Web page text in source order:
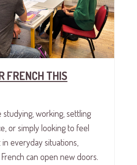
FRENCH THIS
working, settling
or simply looking to feel
everyday situations,
can open new doors.